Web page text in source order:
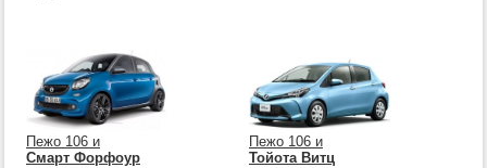
Пежо 106 и
Смарт Форфоур
Пежо 106 и
Тойота Витц